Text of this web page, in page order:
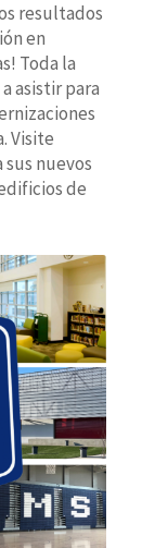
resultados
en
Toda la
asistir para
Visite
nuevos
de